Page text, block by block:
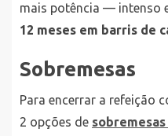
mais potência — intenso
12 meses em barris de
Sobremesas
Para encerrar a refeição
2 opções de sobremesas